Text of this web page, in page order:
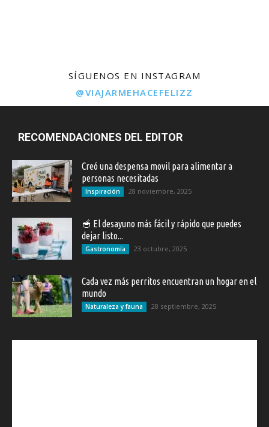
SÍGUENOS EN INSTAGRAM
@VIAJARMEHACEFELIZZ
RECOMENDACIONES DEL EDITOR
Creó una despensa movil para alimentar a
personas necesitadas
Inspiración 28 noviembre, 2025
🥣 El desayuno más fácil y rápido que puedes
dejar listo...
Gastronomía 23 octubre, 2025
Cada vez más perritos encuentran un hogar en el
mundo
Naturaleza y fauna 28 septiembre, 2025